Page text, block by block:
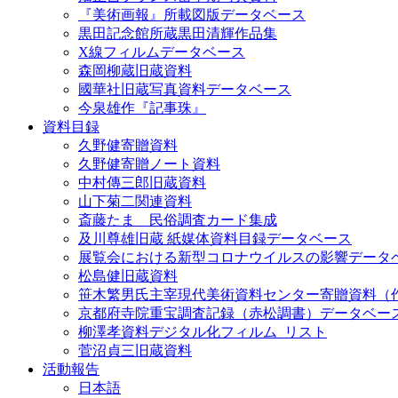
『美術画報』所載図版データベース
黒田記念館所蔵黒田清輝作品集
X線フィルムデータベース
森岡柳蔵旧蔵資料
國華社旧蔵写真資料データベース
今泉雄作『記事珠』
資料目録
久野健寄贈資料
久野健寄贈ノート資料
中村傳三郎旧蔵資料
山下菊二関連資料
斎藤たま 民俗調査カード集成
及川尊雄旧蔵 紙媒体資料目録データベース
展覧会における新型コロナウイルスの影響データ
松島健旧蔵資料
笹木繁男氏主宰現代美術資料センター寄贈資料（
京都府寺院重宝調査記録（赤松調書）データベー
柳澤孝資料デジタル化フィルム_リスト
菅沼貞三旧蔵資料
活動報告
日本語